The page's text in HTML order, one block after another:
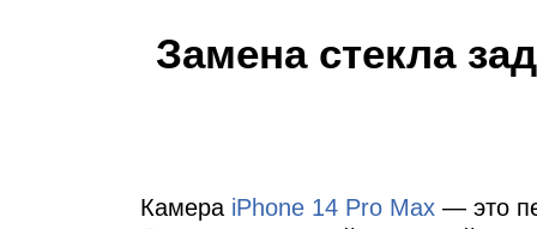
Замена стекла
Камера iPhone 14 Pro Max — это